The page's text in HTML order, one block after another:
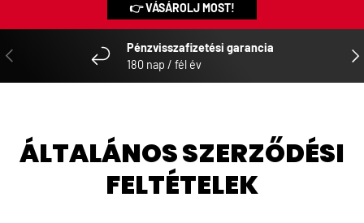
👉 VÁSÁROLJ MOST!
ELŐZŐ
Pénzvisszafizetési garancia
180 nap / fél év
ÁLTALÁNOS SZERZŐDÉSI
FELTÉTELEK